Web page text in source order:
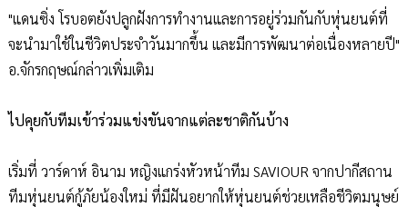
"แดนซิ่ง โรบอตยังปลูกฝังการทำงานและการอยู่ร่วมกันกับหุ่นยนต์ที่
จะนำมาใช้ในชีวิตประจำวันมากขึ้น และมีการพัฒนาต่อเนื่องหลายปี"
อ.จักรกฤษณ์กล่าวเพิ่มเติม
ไปคุยกับทีมเข้าร่วมแข่งขันจากแต่ละชาติกันบ้าง
เริ่มที่ วาร์ดาห์ อินาม หญิงแกร่งหัวหน้าทีม SAVIOUR จากปากีสถาน
ทีมหุ่นยนต์กู้ภัยน้องใหม่ ที่มีฝันอยากให้หุ่นยนต์ช่วยเหลือชีวิตมนุษย์